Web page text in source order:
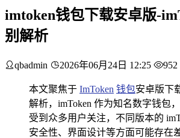
imtoken钱包下载安卓版-
别解析
qbadmin 2026年06月24日 12:25 952
本文聚焦于 ImToken 钱包安卓版下
解析，imToken 作为知名数字钱包
受到众多用户关注，不同版本的
安全性、界面设计等方面可能存在